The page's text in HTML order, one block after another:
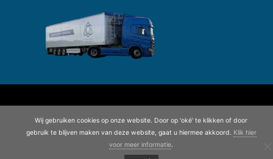
© Copyright 2020 - 2026Koning en Drenth· Alle rechten
voorbehouden
©2026| Website ontwikkeling doorWEBSITEBEREIKT.NL
Wij gebruiken cookies op onze website. Door op 'oké' te klikken of door
gebruik te blijven maken van deze website, gaat u hiermee akkoord. Klik hier
voor meer informatie.